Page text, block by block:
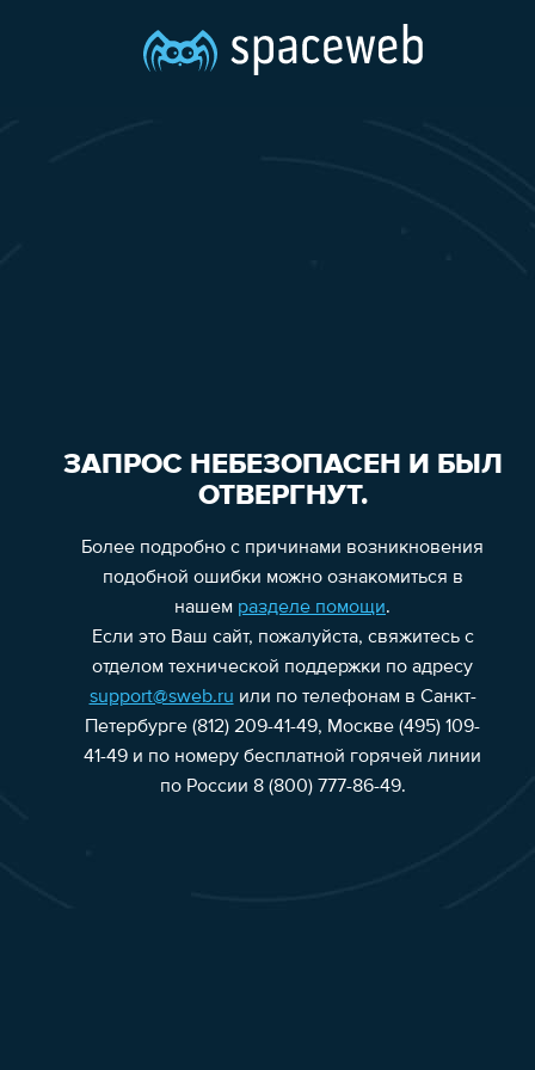
ЗАПРОС НЕБЕЗОПАСЕН И БЫЛ
ОТВЕРГНУТ.
Более подробно с причинами возникновения
подобной ошибки можно ознакомиться в
нашем разделе помощи.
Если это Ваш сайт, пожалуйста, свяжитесь с
отделом технической поддержки по адресу
support@sweb.ru или по телефонам в Санкт-
Петербурге (812) 209-41-49, Москве (495) 109-
41-49 и по номеру бесплатной горячей линии
по России 8 (800) 777-86-49.